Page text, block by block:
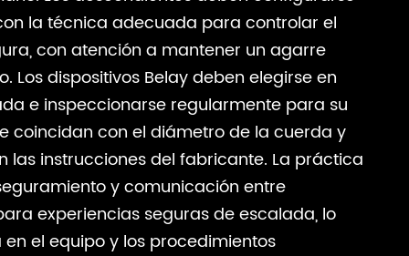
la técnica adecuada para controlar el
con atención a mantener un agarre
Los dispositivos Belay deben elegirse en
e inspeccionarse regularmente para su
coincidan con el diámetro de la cuerda y
las instrucciones del fabricante. La práctica
y comunicación entre
experiencias seguras de escalada, lo
el equipo y los procedimientos